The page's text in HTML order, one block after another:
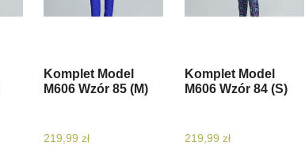
Komplet Model
M606 Wzór 85 (M)
219,99 zł
Komplet Model
M606 Wzór 84 (S)
219,99 zł